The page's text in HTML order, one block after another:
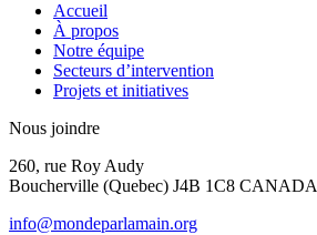
Accueil
À propos
Notre équipe
Secteurs d’intervention
Projets et initiatives
Nous joindre
260, rue Roy Audy
Boucherville (Quebec) J4B 1C8 CANADA
info@mondeparlamain.org